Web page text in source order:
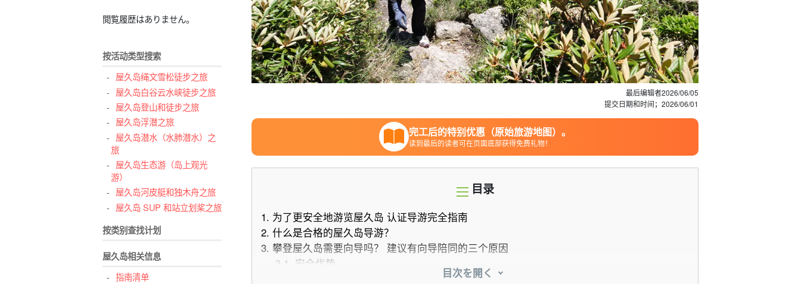
閲覧履歴はありません。
按活动类型搜索
屋久岛绳文雪松徒步之旅
屋久岛白谷云水峡徒步之旅
屋久岛登山和徒步之旅
屋久岛浮潜之旅
屋久岛潜水（水肺潜水）之
旅
屋久岛生态游（岛上观光
游）
屋久岛河皮艇和独木舟之旅
屋久岛 SUP 和站立划桨之旅
按类别查找计划
屋久岛相关信息
指南清单
最后编辑者2026/06/05
提交日期和时间； 2026/06/01
完工后的特别优惠（原始旅游地图）。
读到最后的读者可在页面底部获得免费礼物！
目录
1. 为了更安全地游览屋久岛 认证导游完全指南
2. 什么是合格的屋久岛导游？
3. 攀登屋久岛需要向导吗？ 建议有向导陪同的三个原因
3.1. 安全优势
目次を開く